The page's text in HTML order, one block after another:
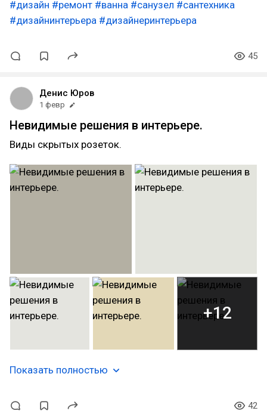
#дизайн #ремонт #ванна #санузел #сантехника
#дизайнинтерьера #дизайнеринтерьера
45
Денис Юров
1 февр
Невидимые решения в интерьере.
Виды скрытых розеток.
+12
Показать полностью
42